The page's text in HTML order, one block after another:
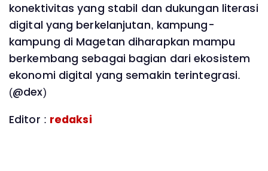
konektivitas yang stabil dan dukungan literasi
digital yang berkelanjutan, kampung-
kampung di Magetan diharapkan mampu
berkembang sebagai bagian dari ekosistem
ekonomi digital yang semakin terintegrasi.
(@dex)
Editor : redaksi